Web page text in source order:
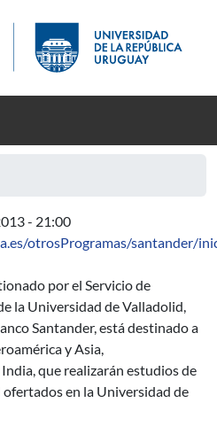
- 21:00
otrosProgramas/santander/
Iberoamérica + Asia Banco
por el Servicio de
la Universidad de Valladolid,
Santander, está destinado a
y Asia,
que realizarán estudios de
en la Universidad de